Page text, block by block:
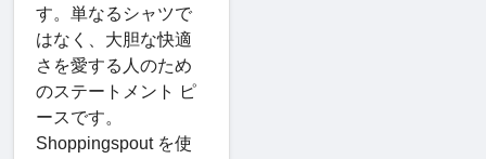
す。単なるシャツで
はなく、大胆な快適
さを愛する人のため
のステートメント ピ
ースです。
Shoppingspout を使